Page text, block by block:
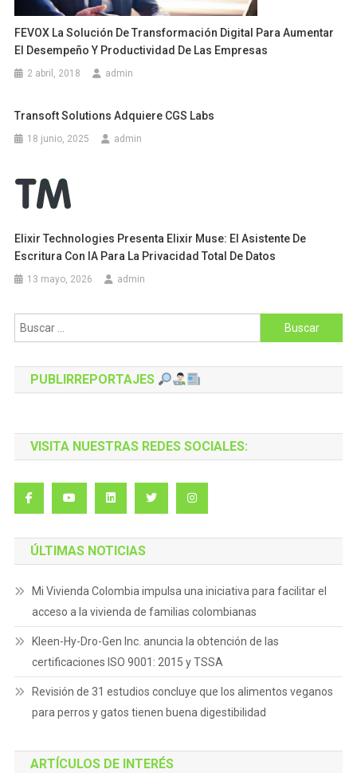
FEVOX La Solución De Transformación Digital Para Aumentar
El Desempeño Y Productividad De Las Empresas
2 abril, 2018 admin
Transoft Solutions Adquiere CGS Labs
18 junio, 2025 admin
Elixir Technologies Presenta Elixir Muse: El Asistente De
Escritura Con IA Para La Privacidad Total De Datos
13 mayo, 2026 admin
Buscar:
PUBLIRREPORTAJES
VISITA NUESTRAS REDES SOCIALES:
ÚLTIMAS NOTICIAS
Mi Vivienda Colombia impulsa una iniciativa para facilitar el
acceso a la vivienda de familias colombianas
Kleen-Hy-Dro-Gen Inc. anuncia la obtención de las
certificaciones ISO 9001: 2015 y TSSA
Revisión de 31 estudios concluye que los alimentos veganos
para perros y gatos tienen buena digestibilidad
ARTÍCULOS DE INTERÉS